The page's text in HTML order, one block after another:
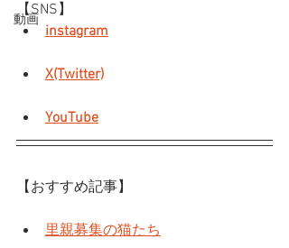
動画
【SNS】
instagram
X(Twitter)
YouTube
【おすすめ記事】
里親募集の猫たち